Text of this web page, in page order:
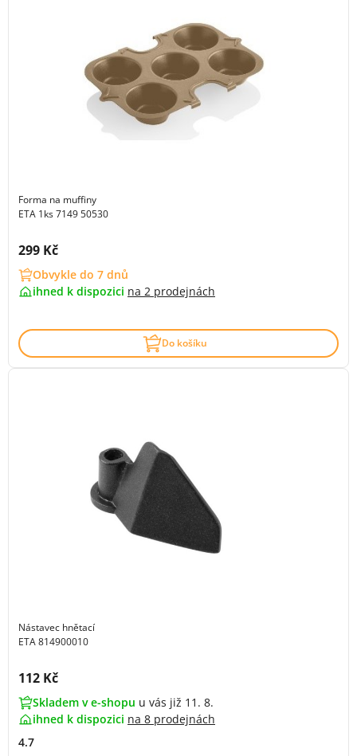
Forma na muffiny
ETA 1ks 7149 50530
Cena s DPH:
299 Kč
Obvykle do 7 dnů
ihned k dispozici na 2 prodejnách
Do košíku
Nástavec hnětací
ETA 814900010
Cena s DPH:
112 Kč
Skladem v e-shopu u vás již 11. 8.
ihned k dispozici na 8 prodejnách
4.7